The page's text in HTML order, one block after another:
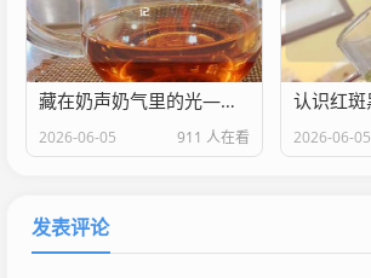
藏在奶声奶气里的光——宝宝成长语录短句小记
2026-06-05 911 人在看 2026-06-05
发表评论